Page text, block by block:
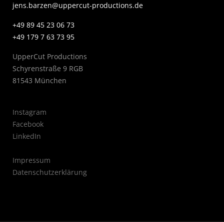
jens.barzen@uppercut-productions.de
+49 89 45 23 06 73
+49 179 7 63 73 95
UpperCut Productions
Schyrenstraße 9 RGB
81543 München
Instagram
Facebook
LinkedIn
Impressum
Datenschutzerklärung